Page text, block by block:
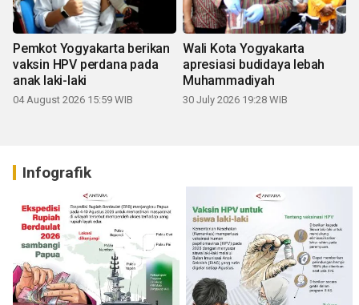
Pemkot Yogyakarta berikan
vaksin HPV perdana pada
anak laki-laki
04 August 2026 15:59 WIB
Wali Kota Yogyakarta
apresiasi budidaya lebah
Muhammadiyah
30 July 2026 19:28 WIB
Infografik